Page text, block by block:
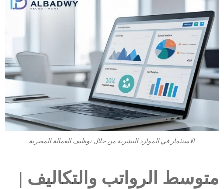
الاستثمار في الموارد البشرية من خلال توظيف العمالة المصرية
متوسط الرواتب والتكاليف |